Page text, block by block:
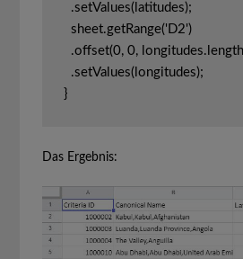
  sheet.getRange('D2')
}
Das Ergebnis: